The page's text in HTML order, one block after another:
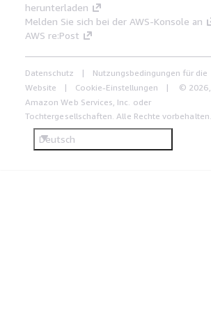
herunterladen
Melden Sie sich bei der AWS-Konsole an
AWS re:Post
Datenschutz
Nutzungsbedingungen für die
Website
Cookie-Einstellungen
© 2026,
Amazon Web Services, Inc. oder
Tochtergesellschaften. Alle Rechte vorbehalten.
Deutsch